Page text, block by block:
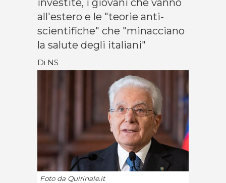
investite, i giovani che vanno
all'estero e le "teorie anti-
scientifiche" che "minacciano
la salute degli italiani"
Di NS
Foto da Quirinale.it